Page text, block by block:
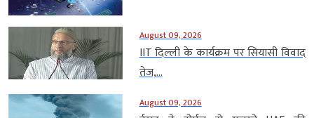
August 09, 2026
IIT दिल्ली के कार्यक्रम पर सियासी विवाद
तेज,...
August 09, 2026